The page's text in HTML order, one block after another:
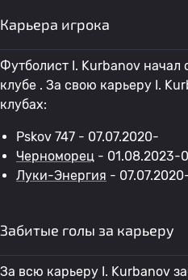
Карьера игрока
Футболист I. Kurbanov начал
клубе . За свою карьеру I.
клубах:
Pskov 747 - 07.07.2020-
Черноморец - 01.08.2023-
Луки-Энергия -
Забитые голы за карьеру
За всю карьеру I. Kurbanov